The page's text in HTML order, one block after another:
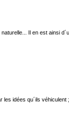
Il en est ainsi
idées qu´ils